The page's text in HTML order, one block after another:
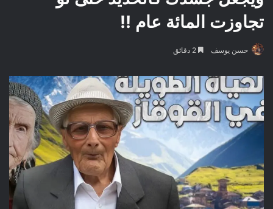
تجاوزت المائة عام !!
حسن يوسف